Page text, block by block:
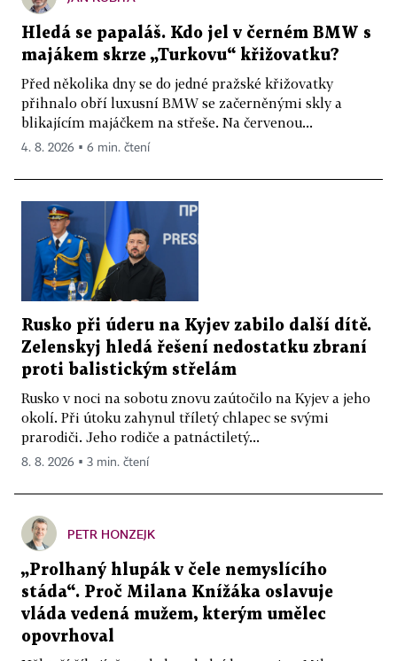
Hledá se papaláš. Kdo jel v černém BMW s
majákem skrze „Turkovu“ křižovatku?
Před několika dny se do jedné pražské křižovatky
přihnalo obří luxusní BMW se začerněnými skly a
blikajícím majáčkem na střeše. Na červenou...
4. 8. 2026 ▪ 6 min. čtení
Rusko při úderu na Kyjev zabilo další dítě.
Zelenskyj hledá řešení nedostatku zbraní
proti balistickým střelám
Rusko v noci na sobotu znovu zaútočilo na Kyjev a jeho
okolí. Při útoku zahynul tříletý chlapec se svými
prarodiči. Jeho rodiče a patnáctiletý...
8. 8. 2026 ▪ 3 min. čtení
PETR HONZEJK
„Prolhaný hlupák v čele nemyslícího
stáda“. Proč Milana Knížáka oslavuje
vláda vedená mužem, kterým umělec
opovrhoval